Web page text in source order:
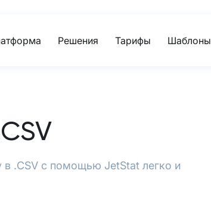
Решения Тарифы Шаблоны
.CSV с помощью JetStat легко и